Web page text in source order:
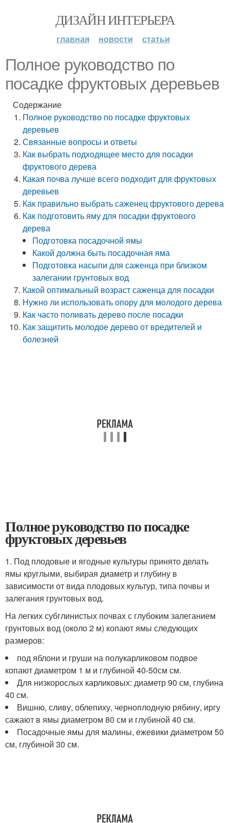
ДИЗАЙН ИНТЕРЬЕРА
главная новости статьи
Полное руководство по
посадке фруктовых деревьев
Содержание
Полное руководство по посадке фруктовых
деревьев
Связанные вопросы и ответы
Как выбрать подходящее место для посадки
фруктового дерева
Какая почва лучше всего подходит для фруктовых
деревьев
Как правильно выбрать саженец фруктового дерева
Как подготовить яму для посадки фруктового
дерева
Подготовка посадочной ямы
Какой должна быть посадочная яма
Подготовка насыпи для саженца при близком
залегании грунтовых вод
Какой оптимальный возраст саженца для посадки
Нужно ли использовать опору для молодого дерева
Как часто поливать дерево после посадки
Как защитить молодое дерево от вредителей и
болезней
Полное руководство по посадке
фруктовых деревьев
1. Под плодовые и ягодные культуры принято делать
ямы круглыми, выбирая диаметр и глубину в
зависимости от вида плодовых культур, типа почвы и
залегания грунтовых вод.
На легких субглинистых почвах с глубоким залеганием
грунтовых вод (около 2 м) копают ямы следующих
размеров:
под яблони и груши на полукарликовом подвое
копают диаметром 1 м и глубиной 40-50см см.
Для низкорослых карликовых: диаметр 90 см, глубина
40 см.
Вишню, сливу, облепиху, черноплодную рябину, иргу
сажают в ямы диаметром 80 см и глубиной 40 см.
Посадочные ямы для малины, ежевики диаметром 50
см, глубиной 30 см.